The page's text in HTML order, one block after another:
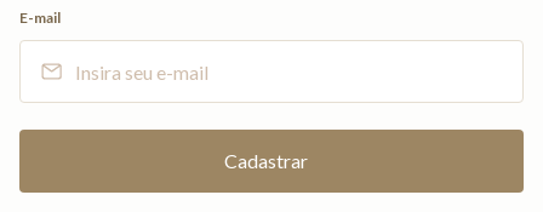
E-mail